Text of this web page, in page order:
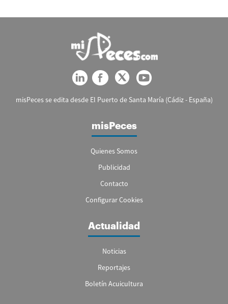
misPeces se edita desde El Puerto de Santa María (Cádiz - España)
misPeces
Quienes Somos
Publicidad
Contacto
Configurar Cookies
Actualidad
Noticias
Reportajes
Boletín Acuicultura